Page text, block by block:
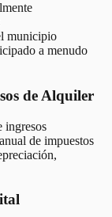
municipio
a menudo
de Alquiler
ingresos
de impuestos